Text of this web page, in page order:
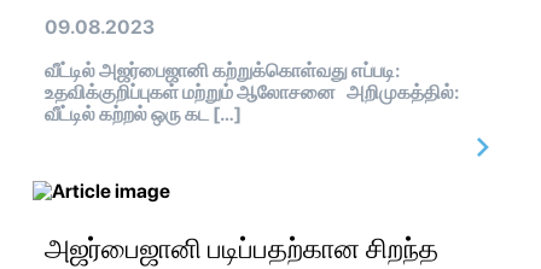
09.08.2023
வீட்டில் அஜர்பைஜானி கற்றுக்கொள்வது எப்படி:
உதவிக்குறிப்புகள் மற்றும் ஆலோசனை அறிமுகத்தில்:
வீட்டில் கற்றல் ஒரு கட […]
அஜர்பைஜானி படிப்பதற்கான சிறந்த